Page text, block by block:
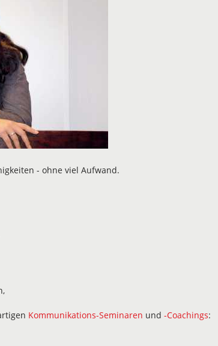
- ohne viel Aufwand.
Kommunikations-Seminaren und -Coachings: